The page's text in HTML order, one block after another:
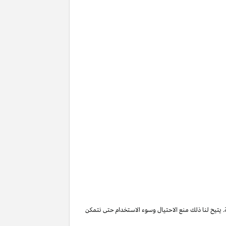
يتيح لنا ذلك منع الاحتيال وسوء الاستخدام حتى نتمكن